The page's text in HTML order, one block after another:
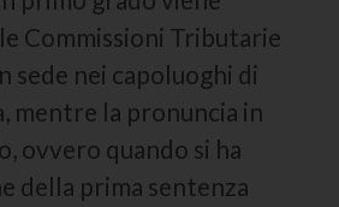
Commissioni Tributarie
sede nei capoluoghi di
mentre la pronuncia in
ovvero quando si ha
della prima sentenza